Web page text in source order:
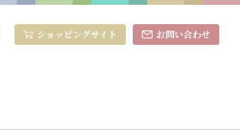
ショッピングサイト お問い合わせ